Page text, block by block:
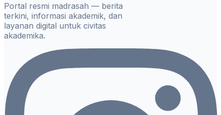
Portal resmi madrasah — berita
terkini, informasi akademik, dan
layanan digital untuk civitas
akademika.